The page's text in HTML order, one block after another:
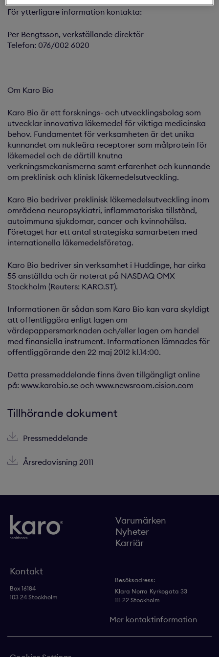
För ytterligare information kontakta:
Per Bengtsson, verkställande direktör
Telefon: 076/002 6020
Om Karo Bio
Karo Bio är ett forsknings- och utvecklingsbolag som
utvecklar innovativa läkemedel för viktiga medicinska
behov. Fundamentet för verksamheten är det unika
kunnandet om nukleära receptorer som målprotein för
läkemedel och de därtill knutna
verkningsmekanismerna samt erfarenhet och kunnande
om preklinisk och klinisk läkemedelsutveckling.
Karo Bio bedriver preklinisk läkemedelsutveckling inom
områdena neuropsykiatri, inflammatoriska tillstånd,
autoimmuna sjukdomar, cancer och kvinnohälsa.
Företaget har ett antal strategiska samarbeten med
internationella läkemedelsföretag.
Karo Bio bedriver sin verksamhet i Huddinge, har cirka
55 anställda och är noterat på NASDAQ OMX
Stockholm (Reuters: KARO.ST).
Informationen är sådan som Karo Bio kan vara skyldigt
att offentliggöra enligt lagen om
värdepappersmarknaden och/eller lagen om handel
med finansiella instrument. Informationen lämnades för
offentliggörande den 22 maj 2012 kl.14:00.
Detta pressmeddelande finns även tillgängligt online
på: www.karobio.se och www.newsroom.cision.com
Tillhörande dokument
Pressmeddelande
Årsredovisning 2011
Varumärken
Nyheter
Karriär
Kontakt
Box 16184
103 24 Stockholm
Besöksadress:
Klara Norra Kyrkogata 33
111 22 Stockholm
Mer kontaktinformation